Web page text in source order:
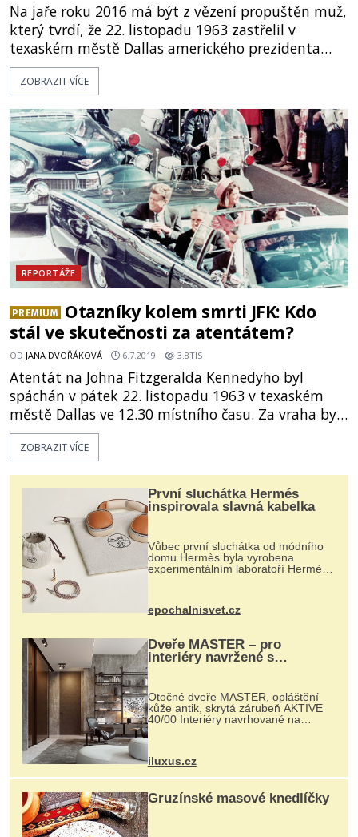
Na jaře roku 2016 má být z vězení propuštěn muž,
který tvrdí, že 22. listopadu 1963 zastřelil v
texaském městě Dallas amerického prezidenta
Johna Fitzgeralda Kennedyho. Bývalý zabiják
pracující pro mafii James Files říká, že vražda
CIA! K atentátu na Johna Fitzgeralda Kennedyho
(1917–1963) dochází
ZOBRAZIT VÍCE
REPORTÁŽE
PREMIUM
Otazníky kolem smrti JFK: Kdo
stál ve skutečnosti za atentátem?
OD JANA DVOŘÁKOVÁ 6.7.2019 3.8TIS
Atentát na Johna Fitzgeralda Kennedyho byl
spáchán v pátek 22. listopadu 1963 v texaském
městě Dallas ve 12.30 místního času. Za vraha byl
označen Lee Harvey Oswald. Ovšem 60 %
Američanů si myslí, že v tom nebyl sám. Kdo stál v
Fitzgerald Kennedy (1917–1963), 35. prezident
Spojených států amerických, byl prvním římským
katolíkem a druhým nejmladším muže
ZOBRAZIT VÍCE
První sluchátka Hermés
inspirovala slavná kabelka
Vůbec první sluchátka od módního
domu Hermès byla vyrobena
experimentálním laboratoří Hermès
kovový...
epochalnisvet.cz
Dveře MASTER – pro
interiéry navržené s
rozumem i vášní!
Otočné dveře MASTER, opláštění
kůže antik, skrytá zárubeň AKTIVE
40/00 Interiéry navrhované na
zakázku často vyžadují atypické
rozměry nejen nábytku, ale i
dnes umož...
iluxus.cz
Gruzínské masové knedlíčky